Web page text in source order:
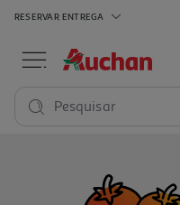
RESERVAR ENTREGA
Pesquisar